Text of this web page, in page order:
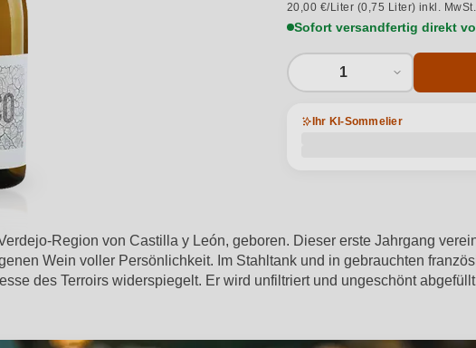
20,00 €/Liter (0,75 Liter) inkl.
Sofort versandfertig direkt
1
Ihr KI-Sommelier
Region von Castilla y León, geboren. Dieser erste Jahrgang
Wein voller Persönlichkeit. Im Stahltank und in gebrauchten
des Terroirs widerspiegelt. Er wird unfiltriert und ungeschönt